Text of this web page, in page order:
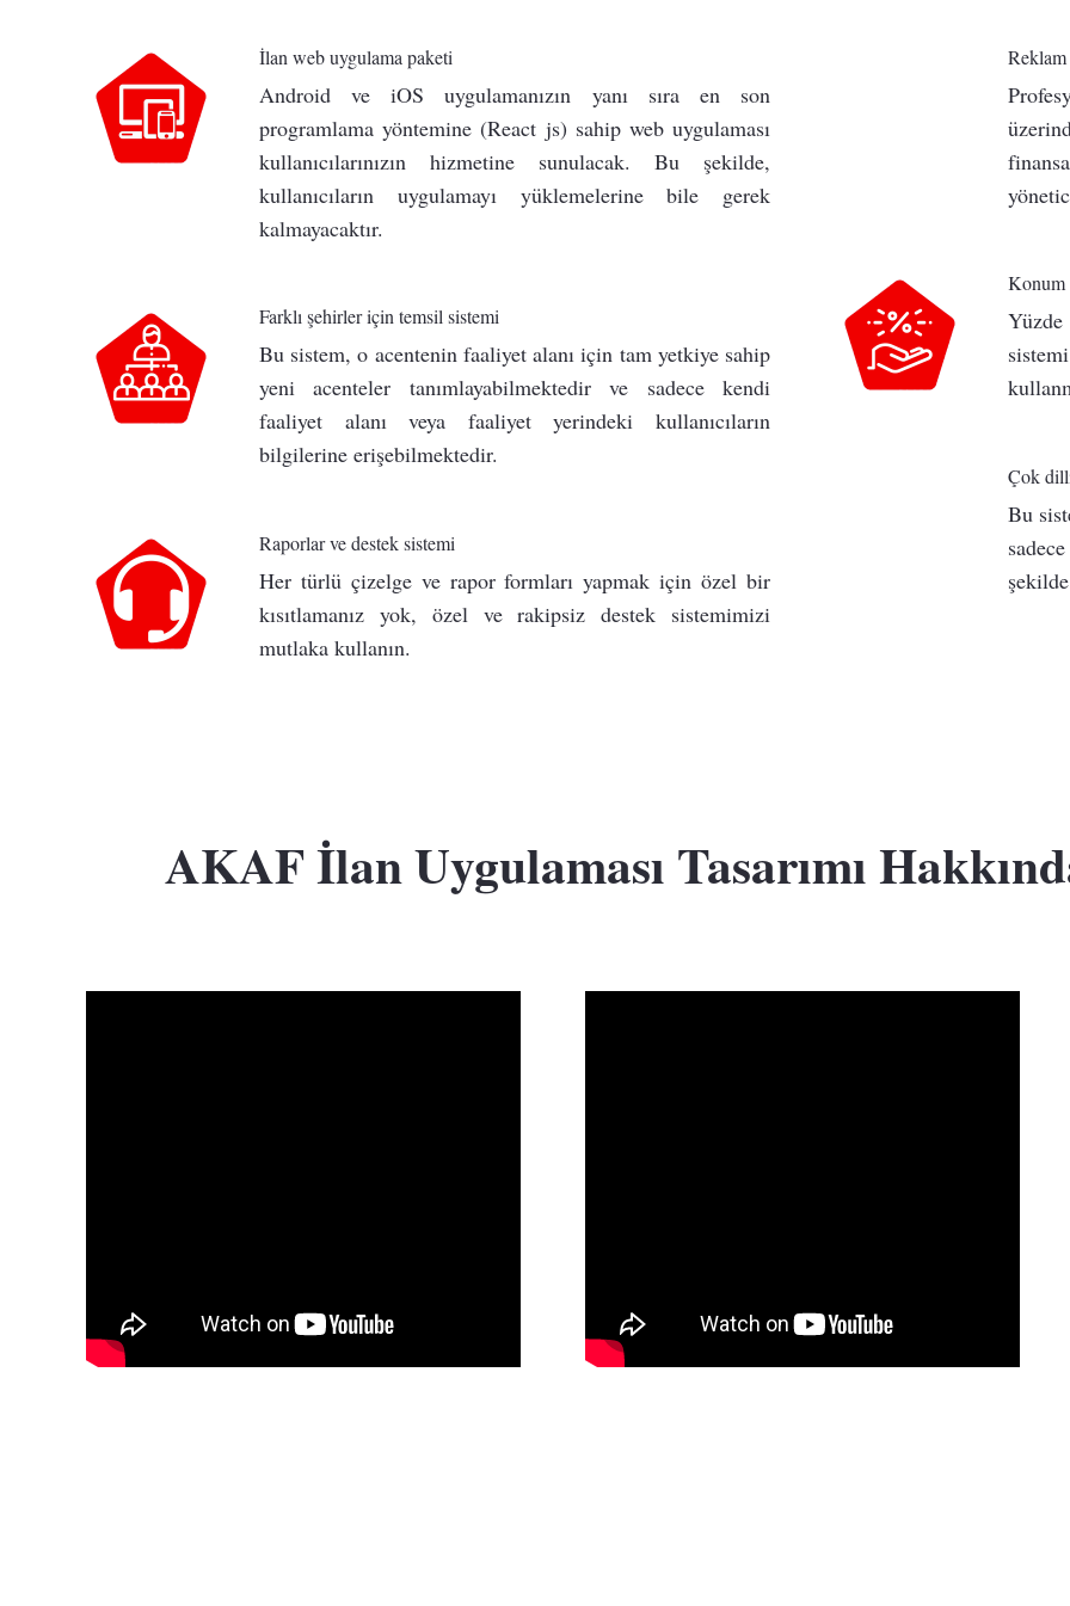
İlan web uygulama paketi
Android ve iOS uygulamanızın yanı sıra en son
programlama yöntemine (React js) sahip web uygulaması
kullanıcılarınızın hizmetine sunulacak. Bu şekilde,
kullanıcıların uygulamayı yüklemelerine bile gerek
kalmayacaktır.
Farklı şehirler için temsil sistemi
Bu sistem, o acentenin faaliyet alanı için tam yetkiye sahip
yeni acenteler tanımlayabilmektedir ve sadece kendi
faaliyet alanı veya faaliyet yerindeki kullanıcıların
bilgilerine erişebilmektedir.
Raporlar ve destek sistemi
Her türlü çizelge ve rapor formları yapmak için özel bir
kısıtlamanız yok, özel ve rakipsiz destek sistemimizi
mutlaka kullanın.
Reklam
Konum
Çok
Bu
AKAF İlan Uygulaması Tasarımı